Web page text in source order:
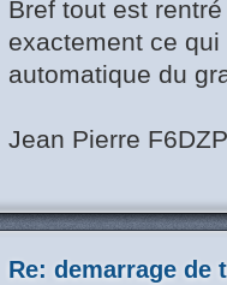
Bref tout est
exactement ce
automatique du
Jean Pierre
Re: demarrage de